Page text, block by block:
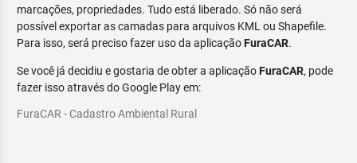
marcações, propriedades. Tudo está liberado. Só não será
possível exportar as camadas para arquivos KML ou Shapefile.
Para isso, será preciso fazer uso da aplicaçãoFuraCAR.
Se você já decidiu e gostaria de obter a aplicaçãoFuraCAR, pode
fazer isso através do Google Play em:
FuraCAR - Cadastro Ambiental Rural